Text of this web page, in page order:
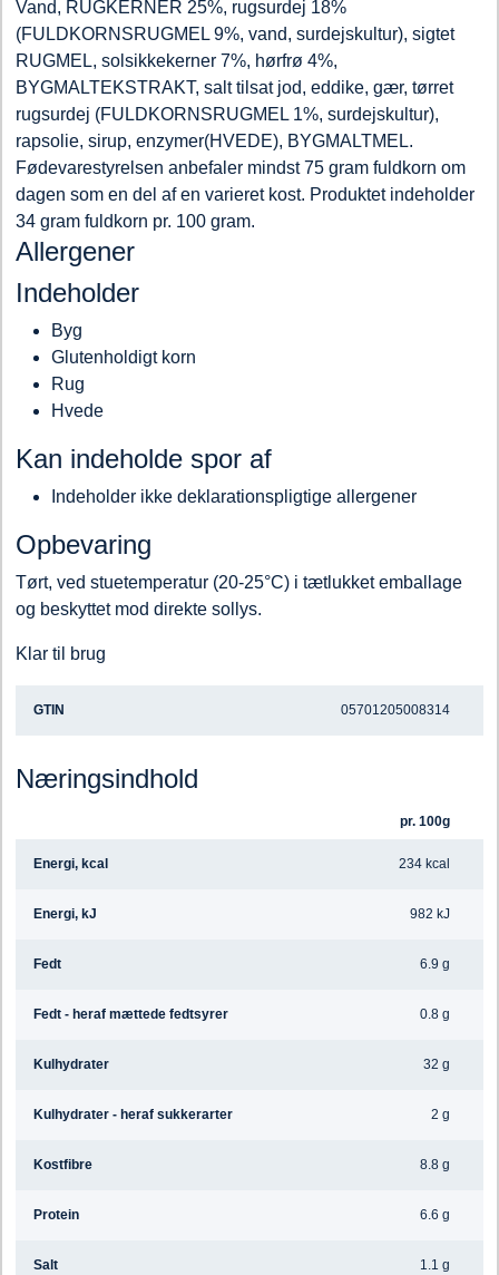
Vand, RUGKERNER 25%, rugsurdej 18%
(FULDKORNSRUGMEL 9%, vand, surdejskultur), sigtet
RUGMEL, solsikkekerner 7%, hørfrø 4%,
BYGMALTEKSTRAKT, salt tilsat jod, eddike, gær, tørret
rugsurdej (FULDKORNSRUGMEL 1%, surdejskultur),
rapsolie, sirup, enzymer(HVEDE), BYGMALTMEL.
Fødevarestyrelsen anbefaler mindst 75 gram fuldkorn om
dagen som en del af en varieret kost. Produktet indeholder
34 gram fuldkorn pr. 100 gram.
Allergener
Indeholder
Byg
Glutenholdigt korn
Rug
Hvede
Kan indeholde spor af
Indeholder ikke deklarationspligtige allergener
Opbevaring
Tørt, ved stuetemperatur (20-25°C) i tætlukket emballage
og beskyttet mod direkte sollys.
Klar til brug
GTIN 05701205008314
Næringsindhold
pr. 100g
Energi, kcal 234 kcal
Energi, kJ 982 kJ
Fedt 6.9 g
Fedt - heraf mættede fedtsyrer 0.8 g
Kulhydrater 32 g
Kulhydrater - heraf sukkerarter 2 g
Kostfibre 8.8 g
Protein 6.6 g
Salt 1.1 g